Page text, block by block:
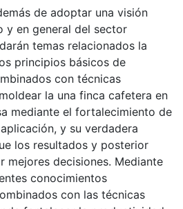
de adoptar una visión
y en general del sector
temas relacionados la
principios básicos de
con técnicas
la una finca cafetera en
mediante el fortalecimiento de
y su verdadera
los resultados y posterior
mejores decisiones. Mediante
conocimientos
con las técnicas